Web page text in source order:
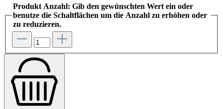
Produkt Anzahl: Gib den gewünschten Wert ein oder
benutze die Schaltflächen um die Anzahl zu erhöhen oder
zu reduzieren.